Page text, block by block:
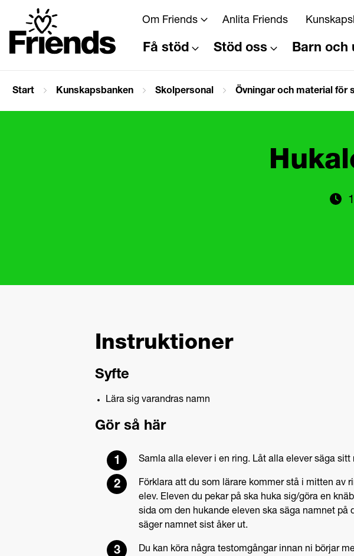
Om Friends Anlita Friends
Få stöd Stöd oss Barn och
Start Kunskapsbanken Skolpersonal Övningar och material för
Instruktioner
Syfte
Lära sig varandras namn
Gör så här
Samla alla elever i en ring. Låt alla elever säga sitt
Förklara att du som lärare kommer stå i mitten av
elev. Eleven du pekar på ska huka sig/göra en
sida om den hukande eleven ska säga namnet på
säger namnet sist åker ut.
Du kan köra några testomgångar innan ni börjar